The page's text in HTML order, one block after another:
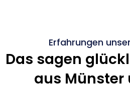
Erfahrungen
Das sagen
aus Münster